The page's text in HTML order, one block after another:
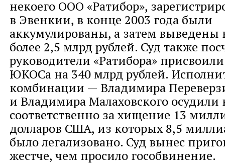
некоего ООО «Ратибор»,
в Эвенкии, в конце 2003 года были
аккумулированы, а затем
более 2,5 млрд рублей. Суд также
руководители «Ратибора»
ЮКОСа на 340 млрд рублей.
комбинации — Владимира
и Владимира Малаховского осудили
соответственно за хищение 13
долларов США, из которых 8,5
было легализовано. Суд вынес
жестче, чем просило гособвинение.